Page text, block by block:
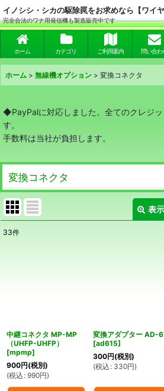
イノシシ・シカの駆除罠をお求めなら【ワイヤ
完全合法のワナ用発信機も製造販売中です
ホーム カテゴリ ご利用案内 問い合わ
ホーム > 無線機オプション > 変換コネクタ
◆PayPalに対応しました。全てのクレジ
す。
手数料は当社が負担します。
変換コネクタ
表
33件
中継コネクタ MP-MP
（UHFP-UHFP）
[mpmp]
900円(税別)
(税込 : 990円)
変換アダプター AD-
[ad615]
300円(税別)
(税込 : 330円)